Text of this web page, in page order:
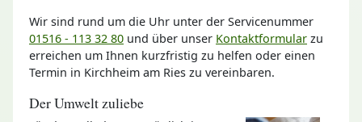
Wir sind rund um die Uhr unter der Servicenummer
01516 - 113 32 80 und über unser Kontaktformular zu
erreichen um Ihnen kurzfristig zu helfen oder einen
Termin in Kirchheim am Ries zu vereinbaren.
Der Umwelt zuliebe